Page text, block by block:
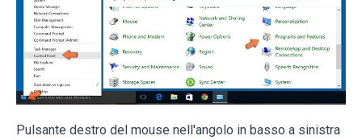
Pulsante destro del mouse nell'angolo in basso a sinistra